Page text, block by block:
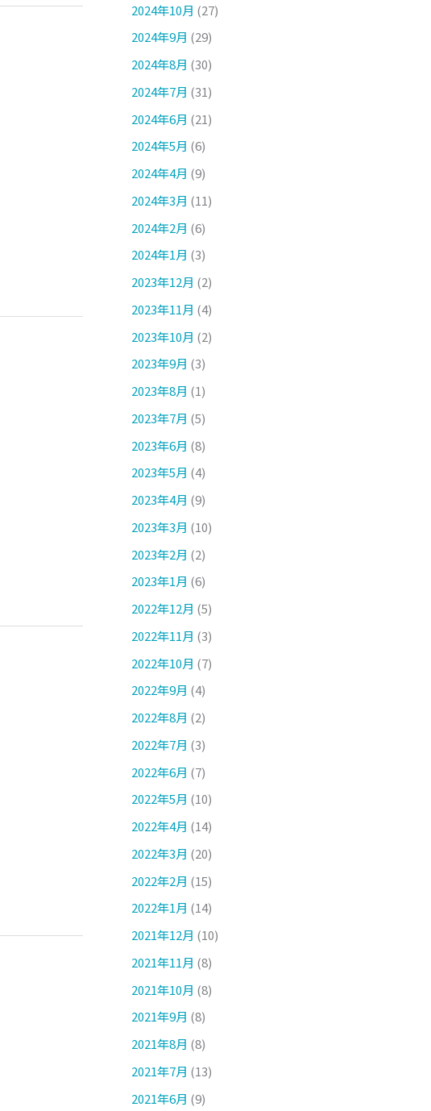
2024年10月 (27)
2024年9月 (29)
2024年8月 (30)
2024年7月 (31)
2024年6月 (21)
2024年5月 (6)
2024年4月 (9)
2024年3月 (11)
2024年2月 (6)
2024年1月 (3)
2023年12月 (2)
2023年11月 (4)
2023年10月 (2)
2023年9月 (3)
2023年8月 (1)
2023年7月 (5)
2023年6月 (8)
2023年5月 (4)
2023年4月 (9)
2023年3月 (10)
2023年2月 (2)
2023年1月 (6)
2022年12月 (5)
2022年11月 (3)
2022年10月 (7)
2022年9月 (4)
2022年8月 (2)
2022年7月 (3)
2022年6月 (7)
2022年5月 (10)
2022年4月 (14)
2022年3月 (20)
2022年2月 (15)
2022年1月 (14)
2021年12月 (10)
2021年11月 (8)
2021年10月 (8)
2021年9月 (8)
2021年8月 (8)
2021年7月 (13)
2021年6月 (9)